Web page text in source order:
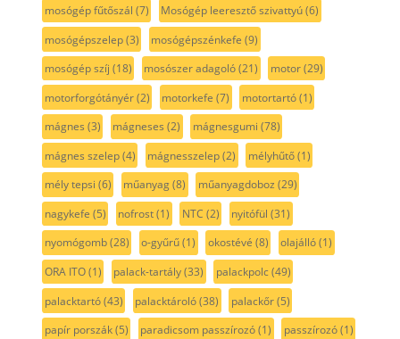
mosógép fűtőszál (7) Mosógép leeresztő szivattyú(6)
mosógépszelep(3) mosógépszénkefe (9)
mosógép szíj (18) mosószer adagoló(21) motor(29)
motorforgótányér(2) motorkefe (7) motortartó(1)
mágnes (3) mágneses (2) mágnesgumi (78)
mágnes szelep(4) mágnesszelep(2) mélyhűtő(1)
mély tepsi (6) műanyag(8) műanyagdoboz (29)
nagykefe (5) nofrost(1) NTC (2) nyitófül (31)
nyomógomb(28) o-gyűrű(1) okostévé (8) olajálló(1)
ORA ITO(1) palack-tartály(33) palackpolc(49)
palacktartó(43) palacktároló(38) palackőr(5)
papír porszák(5) paradicsom passzírozó(1) passzírozó(1)